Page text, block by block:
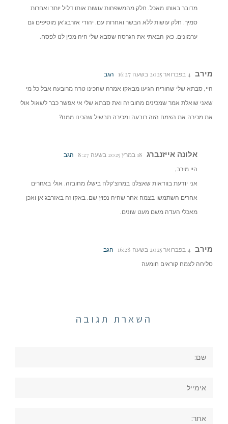
מדובר באותו מאכל. חלק מהמשפחות עושות אותו דליל יותר ואחרות
סמיך. חלק עושות ללא הבשר ואחרות עם. יהודי אזרבג'אן מוסיפים גם
ערמונים. כאן הבאתי את הגרסה שסבא שלי היה מכין לנו לפסח.
מירב 4 בפברואר 2025 בשעה 16:27
הגב
היי, סבתא שלי שהוריה הגיעו מבאקו אמרה שהכינו טרה מרובעה אבל כל מי
שאני שואלת אמר שמכינים מחוביזה ואת סבתא שלי אי אפשר כבר לשאול אולי
את מכירה את הצמח הזה רובעה ומכירה תבשיל שהכינו ממנו?
אלונה אייזנברג 18 במרץ 2025 בשעה 8:27
הגב
היי מירב,
אני יודעת בוודאות שאצלנו במחצ'קלה בישלו מחובזה. אולי באזורים
אחרים השתמשו בצמח אחר שהיה נפוץ שם. באקו זה באזרבג'אן ואכן
מאכלי העדה משם מעט שונים.
מירב 4 בפברואר 2025 בשעה 16:28
הגב
סליחה לצמח קוראים חומעה
השארת תגובה